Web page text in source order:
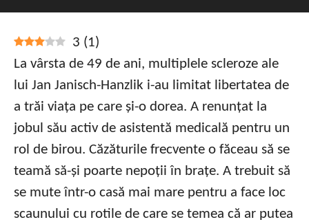
3 (1)
La vârsta de 49 de ani, multiplele scleroze ale
lui Jan Janisch-Hanzlik i-au limitat libertatea de
a trăi viața pe care și-o dorea. A renunțat la
jobul său activ de asistentă medicală pentru un
rol de birou. Căzăturile frecvente o făceau să se
teamă să-și poarte nepoții în brațe. A trebuit să
se mute într-o casă mai mare pentru a face loc
scaunului cu rotile de care se temea că ar putea